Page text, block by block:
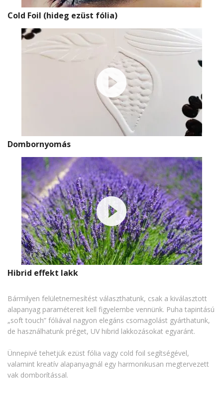
Cold Foil (hideg ezüst fólia)
Dombornyomás
Hibrid effekt lakk
Bármilyen felületnemesítést választhatunk, csak a kiválasztott
alapanyag paramétereit kell figyelembe vennünk. Puha tapintású
„soft touch” fóliával nagyon elegáns csomagolást gyárthatunk,
de használhatunk préget, UV hibrid lakkozásokat egyaránt.
Ünnepivé tehetjük ezüst fólia vagy cold foil segítségével,
valamint kreatív alapanyagnál egy harmonikusan megtervezett
vak domborítással.